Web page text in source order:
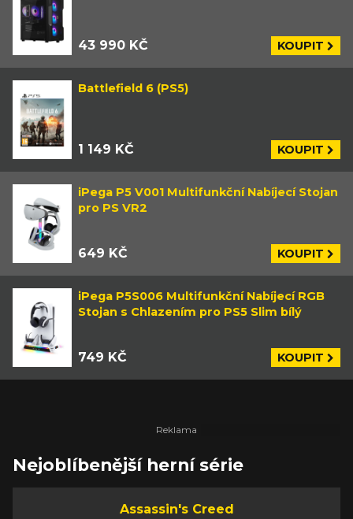
43 990 KČ KOUPIT
Battlefield 6 (PS5)
1 149 KČ KOUPIT
iPega P5 V001 Multifunkční Nabíjecí Stojan
pro PS VR2
649 KČ KOUPIT
iPega P5S006 Multifunkční Nabíjecí RGB
Stojan s Chlazením pro PS5 Slim bílý
749 KČ KOUPIT
Nejoblíbenější herní série
Assassin's Creed